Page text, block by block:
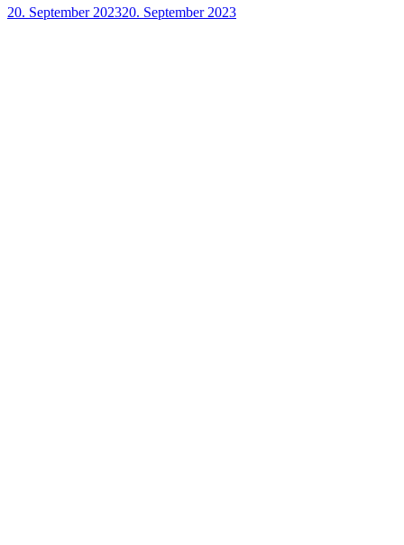
20. September 202320. September 2023